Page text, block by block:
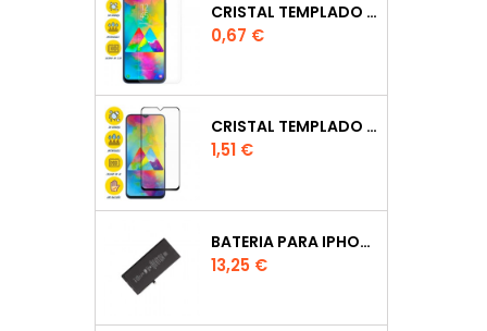
CRISTAL TEMPLADO NORMAL 2.5D PARA XIAOMI MI 6X
Precio
0,67 €
CRISTAL TEMPLADO FULL GLUE 6D PARA IPHONE XR / 11NEGRO
Precio
1,51 €
BATERIA PARA IPHONE 11 FOXCONN
Precio
13,25 €